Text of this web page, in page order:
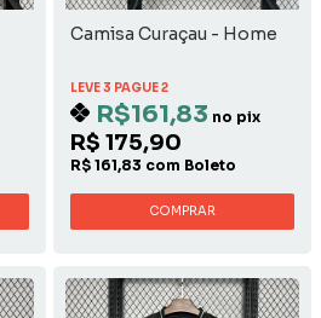
Camisa Curaçau - Home
LEVE 3 PAGUE 2
R$161,83 no pix
R$ 175,90
R$ 161,83 com Boleto
COMPRAR